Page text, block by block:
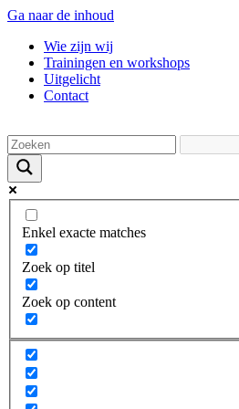
Ga naar de inhoud
Wie zijn wij
Trainingen en workshops
Uitgelicht
Contact
Enkel exacte matches
Zoek op titel
Zoek op content